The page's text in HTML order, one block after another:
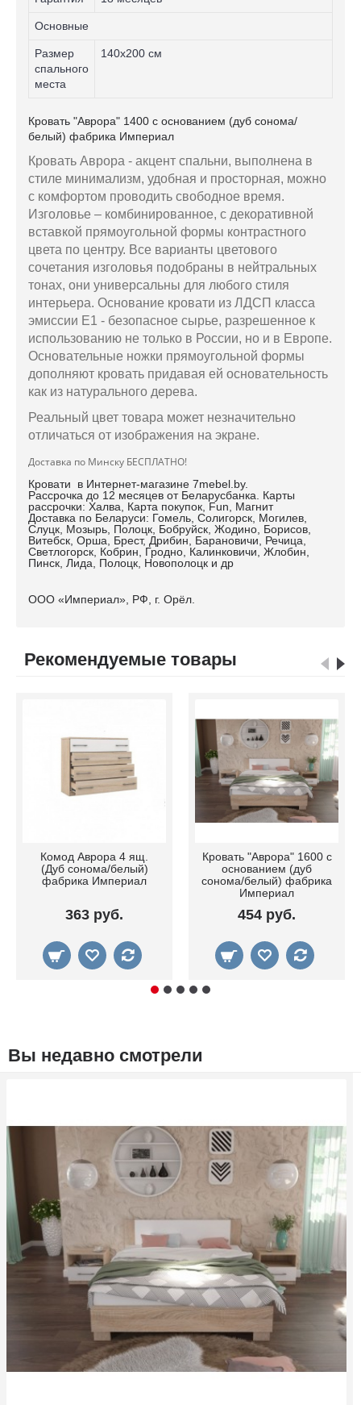
Основные
Размер
спального
места
140х200 см
Кровать "Аврора" 1400 с основанием (дуб сонома/
белый) фабрика Империал
Кровать Аврора - акцент спальни, выполнена в
стиле минимализм, удобная и просторная, можно
с комфортом проводить свободное время.
Изголовье – комбинированное, с декоративной
вставкой прямоугольной формы контрастного
цвета по центру. Все варианты цветового
сочетания изголовья подобраны в нейтральных
тонах, они универсальны для любого стиля
интерьера. Основание кровати из ЛДСП класса
эмиссии Е1 - безопасное сырье, разрешенное к
использованию не только в России, но и в Европе.
Основательные ножки прямоугольной формы
дополняют кровать придавая ей основательность
как из натурального дерева.
Реальный цвет товара может незначительно
отличаться от изображения на экране.
Доставка по Минску БЕСПЛАТНО!
Кровати в Интернет-магазине 7mebel.by.
Рассрочка до 12 месяцев от Беларусбанка. Карты
рассрочки: Халва, Карта покупок, Fun, Магнит
Доставка по Беларуси: Гомель, Солигорск, Могилев,
Слуцк, Мозырь, Полоцк, Бобруйск, Жодино, Борисов,
Витебск, Орша, Брест, Дрибин, Барановичи, Речица,
Светлогорск, Кобрин, Гродно, Калинковичи, Жлобин,
Пинск, Лида, Полоцк, Новополоцк и др
ООО «Империал», РФ, г. Орёл.
Рекомендуемые товары
Комод Аврора 4 ящ.
(Дуб сонома/белый)
фабрика Империал
363 руб.
Кровать "Аврора" 1600 с
основанием (дуб
сонома/белый) фабрика
Империал
454 руб.
Вы недавно смотрели